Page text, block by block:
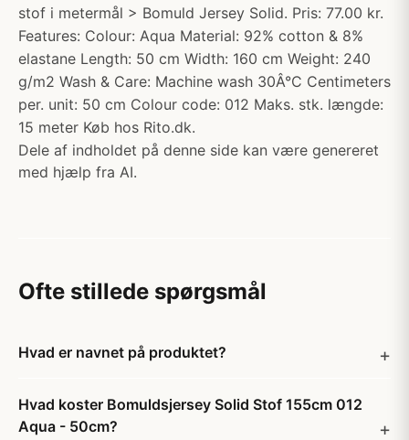
stof i metermål > Bomuld Jersey Solid. Pris: 77.00 kr.
Features: Colour: Aqua Material: 92% cotton & 8%
elastane Length: 50 cm Width: 160 cm Weight: 240
g/m2 Wash & Care: Machine wash 30Â°C Centimeters
per. unit: 50 cm Colour code: 012 Maks. stk. længde:
15 meter Køb hos Rito.dk.
Dele af indholdet på denne side kan være genereret
med hjælp fra AI.
Ofte stillede spørgsmål
Hvad er navnet på produktet?
Hvad koster Bomuldsjersey Solid Stof 155cm 012
Aqua - 50cm?